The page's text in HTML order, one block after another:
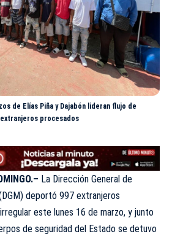
de Elías Piña y Dajabón lideran flujo de
procesados
La Dirección General de
DGM) deportó 997 extranjeros
este lunes 16 de marzo, y junto
de seguridad del Estado se detuvo